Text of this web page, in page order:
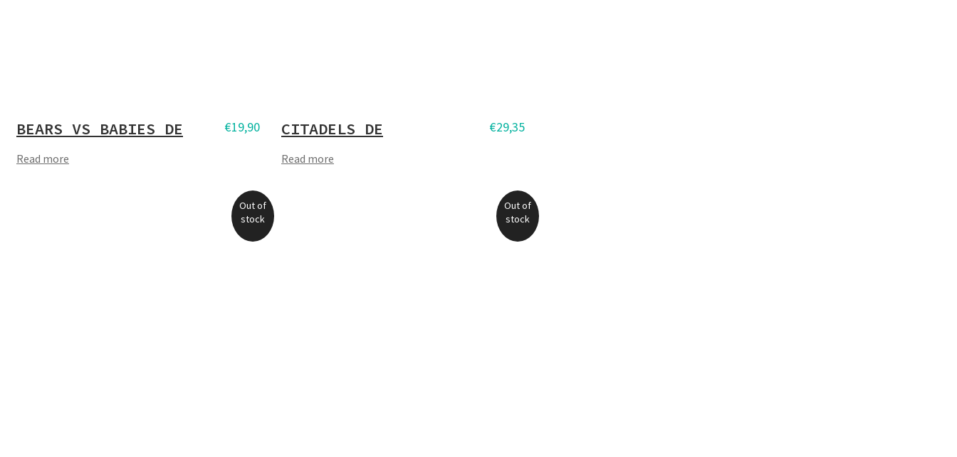
BEARS VS BABIES DE
Read more
€19,90 CITADELS DE
Read more
€29,35
Out of
stock
Out of
stock